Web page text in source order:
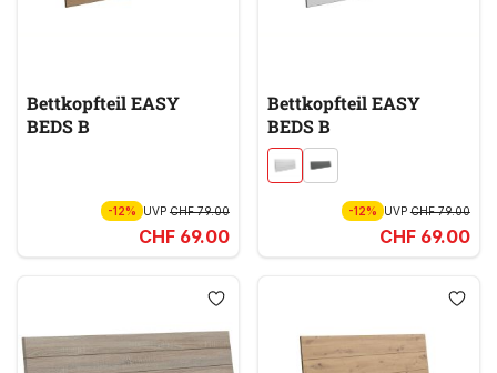
Bettkopfteil EASY
BEDS B
-12% UVP CHF 79.00
CHF 69.00
Bettkopfteil EASY
BEDS B
-12% UVPCHF 79.00
CHF 69.00